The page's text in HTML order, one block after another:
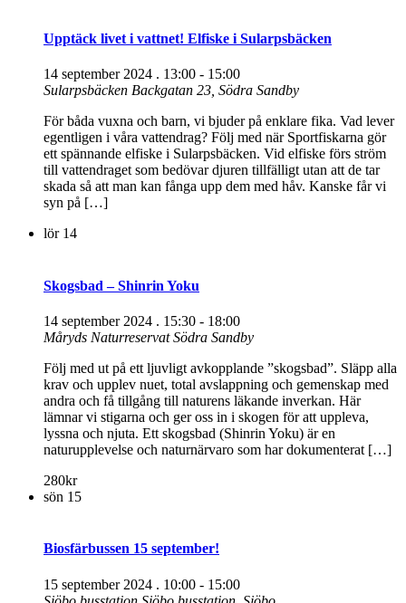
Upptäck livet i vattnet! Elfiske i Sularpsbäcken
14 september 2024 . 13:00 - 15:00
Sularpsbäcken Backgatan 23, Södra Sandby
För båda vuxna och barn, vi bjuder på enklare fika. Vad lever
egentligen i våra vattendrag? Följ med när Sportfiskarna gör
ett spännande elfiske i Sularpsbäcken. Vid elfiske förs ström
till vattendraget som bedövar djuren tillfälligt utan att de tar
skada så att man kan fånga upp dem med håv. Kanske får vi
syn på […]
lör 14
Skogsbad – Shinrin Yoku
14 september 2024 . 15:30 - 18:00
Måryds NaturreservatSödra Sandby
Följ med ut på ett ljuvligt avkopplande ”skogsbad”. Släpp alla
krav och upplev nuet, total avslappning och gemenskap med
andra och få tillgång till naturens läkande inverkan. Här
lämnar vi stigarna och ger oss in i skogen för att uppleva,
lyssna och njuta. Ett skogsbad (Shinrin Yoku) är en
naturupplevelse och naturnärvaro som har dokumenterat […]
280kr
sön 15
Biosfärbussen 15 september!
15 september 2024 . 10:00 - 15:00